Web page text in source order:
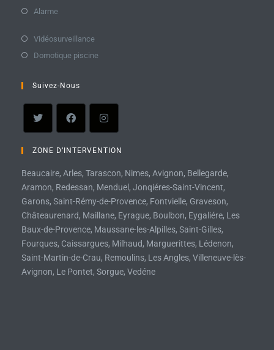
Alarme
Vidéosurveillance
Domotique piscine
Suivez-Nous
ZONE D’INTERVENTION
Beaucaire, Arles, Tarascon, Nimes, Avignon, Bellegarde,
Aramon, Redessan, Menduel, Jonqiéres-Saint-Vincent,
Garons, Saint-Rémy-de-Provence, Fontvielle, Graveson,
Châteaurenard, Maillane, Eyrague, Boulbon, Eygaliére, Les
Baux-de-Provence, Maussane-les-Alpilles, Saint-Gilles,
Fourques, Caissargues, Milhaud, Marguerittes, Lédenon,
Saint-Martin-de-Crau, Remoulins, Les Angles, Villeneuve-lès-
Avignon, Le Pontet, Sorgue, Vedéne